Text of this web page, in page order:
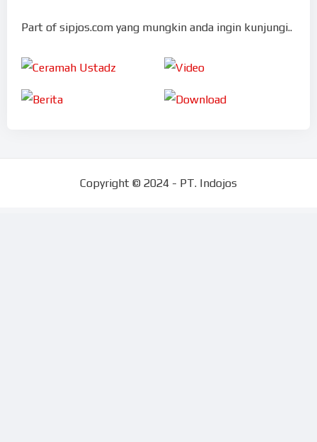
Part of sipjos.com yang mungkin anda ingin kunjungi..
Copyright © 2024 - PT. Indojos